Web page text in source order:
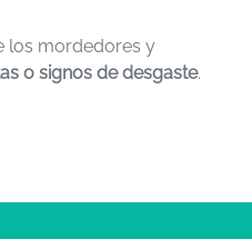
los mordedores y
o signos de desgaste.